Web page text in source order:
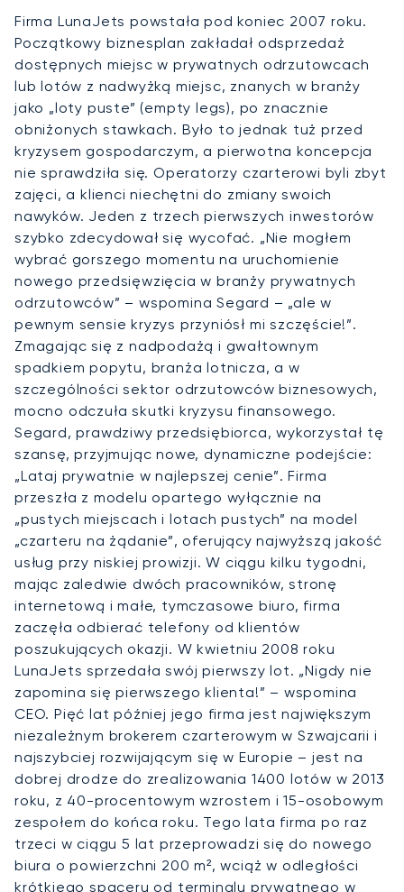
Firma LunaJets powstała pod koniec 2007 roku.
Początkowy biznesplan zakładał odsprzedaż
dostępnych miejsc w prywatnych odrzutowcach
lub lotów z nadwyżką miejsc, znanych w branży
jako „loty puste” (empty legs), po znacznie
obniżonych stawkach. Było to jednak tuż przed
kryzysem gospodarczym, a pierwotna koncepcja
nie sprawdziła się. Operatorzy czarterowi byli zbyt
zajęci, a klienci niechętni do zmiany swoich
nawyków. Jeden z trzech pierwszych inwestorów
szybko zdecydował się wycofać. „Nie mogłem
wybrać gorszego momentu na uruchomienie
nowego przedsięwzięcia w branży prywatnych
odrzutowców” – wspomina Segard – „ale w
pewnym sensie kryzys przyniósł mi szczęście!”.
Zmagając się z nadpodażą i gwałtownym
spadkiem popytu, branża lotnicza, a w
szczególności sektor odrzutowców biznesowych,
mocno odczuła skutki kryzysu finansowego.
Segard, prawdziwy przedsiębiorca, wykorzystał tę
szansę, przyjmując nowe, dynamiczne podejście:
„Lataj prywatnie w najlepszej cenie”. Firma
przeszła z modelu opartego wyłącznie na
„pustych miejscach i lotach pustych” na model
„czarteru na żądanie”, oferujący najwyższą jakość
usług przy niskiej prowizji. W ciągu kilku tygodni,
mając zaledwie dwóch pracowników, stronę
internetową i małe, tymczasowe biuro, firma
zaczęła odbierać telefony od klientów
poszukujących okazji. W kwietniu 2008 roku
LunaJets sprzedała swój pierwszy lot. „Nigdy nie
zapomina się pierwszego klienta!” – wspomina
CEO. Pięć lat później jego firma jest największym
niezależnym brokerem czarterowym w Szwajcarii i
najszybciej rozwijającym się w Europie – jest na
dobrej drodze do zrealizowania 1400 lotów w 2013
roku, z 40-procentowym wzrostem i 15-osobowym
zespołem do końca roku. Tego lata firma po raz
trzeci w ciągu 5 lat przeprowadzi się do nowego
biura o powierzchni 200 m², wciąż w odległości
krótkiego spaceru od terminalu prywatnego w